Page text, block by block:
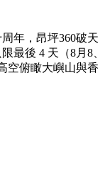
年，昂坪360破天
最後 4 天（8月8、
空俯瞰大嶼山與香